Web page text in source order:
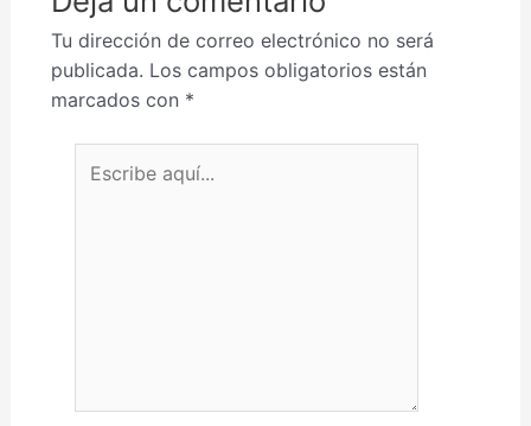
Tu dirección de correo electrónico no será
publicada. Los campos obligatorios están
marcados con *